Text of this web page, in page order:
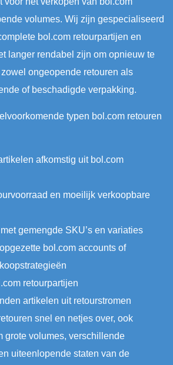
volumes. Wij zijn gespecialiseerd
bol.com retourpartijen en
langer rendabel zijn om opnieuw te
ongeopende retouren als
of beschadigde verpakking.
typen bol.com retouren
afkomstig uit bol.com
en moeilijk verkoopbare
gemengde SKU’s en variaties
bol.com accounts of
retourpartijen
artikelen uit retourstromen
snel en netjes over, ook
grote volumes, verschillende
uiteenlopende staten van de